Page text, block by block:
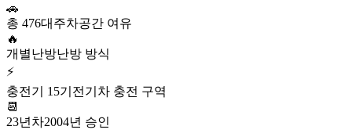
🚗
총 476대 주차공간 여유
🔥
개별난방난방 방식
⚡
충전기 15기 전기차 충전 구역
📆
23년차2004년 승인